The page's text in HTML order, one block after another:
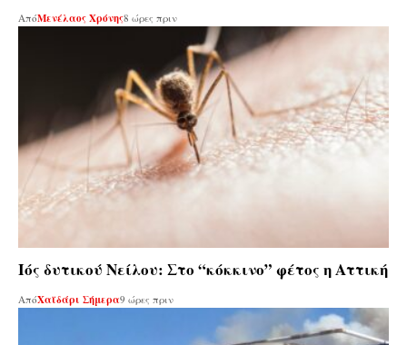
ΑπόΜενέλαος Χρόνης8 ώρες πριν
Ιός δυτικού Νείλου: Στο “κόκκινο” φέτος η Αττική
ΑπόΧαϊδάρι Σήμερα9 ώρες πριν